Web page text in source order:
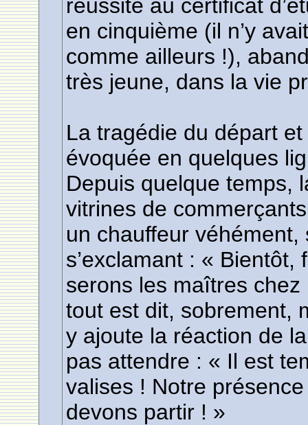
réussite au certificat
en cinquième (il n’y
comme ailleurs !),
très jeune, dans la vie
La tragédie du départ
évoquée en quelques
Depuis quelque temps,
vitrines de
un chauffeur véhément,
s’exclamant : « Bientôt,
serons les maîtres
tout est dit, sobrement,
y ajoute la réaction de
pas attendre : « Il est
valises ! Notre
devons partir ! »